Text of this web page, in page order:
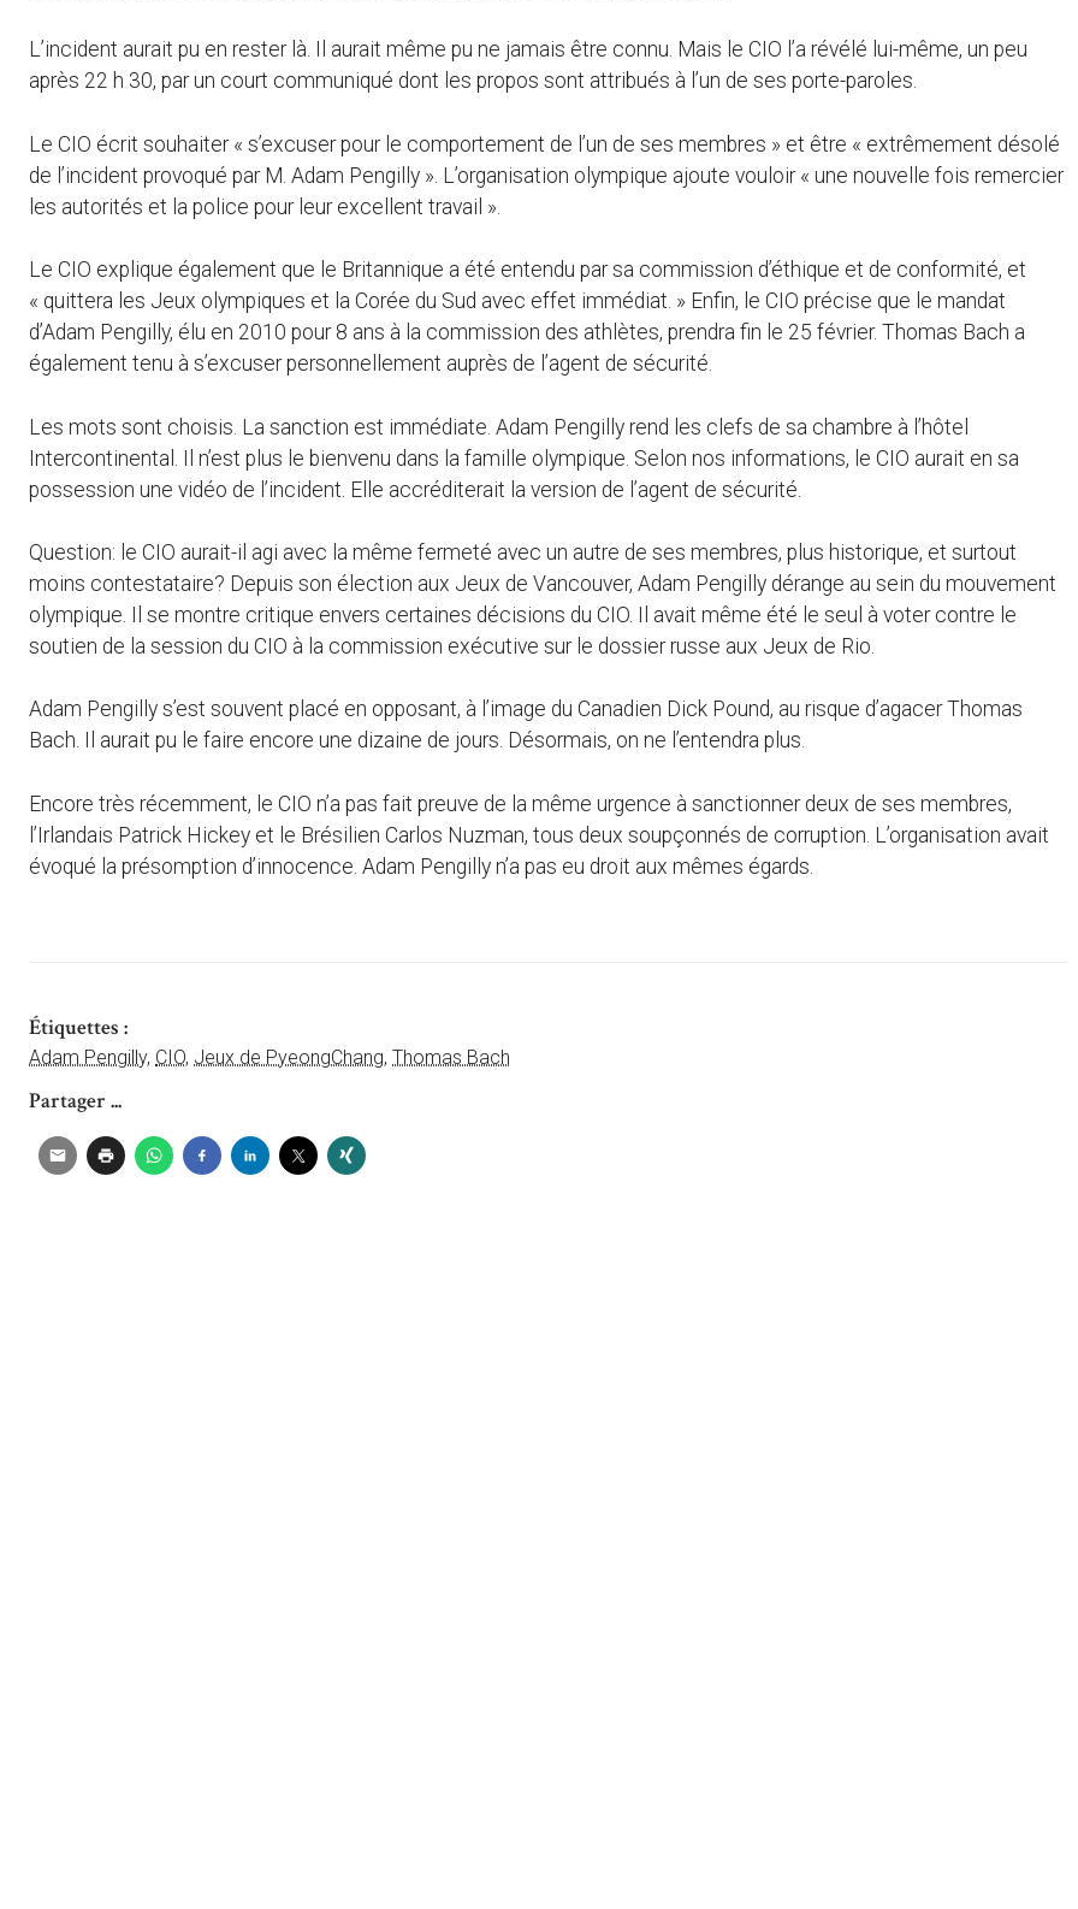
L’incident aurait pu en rester là. Il aurait même pu ne jamais être connu. Mais le CIO l’a révélé lui-même, un peu
après 22 h 30, par un court communiqué dont les propos sont attribués à l’un de ses porte-paroles.
Le CIO écrit souhaiter « s’excuser pour le comportement de l’un de ses membres » et être « extrêmement désolé
de l’incident provoqué par M. Adam Pengilly ». L’organisation olympique ajoute vouloir « une nouvelle fois remercier
les autorités et la police pour leur excellent travail ».
Le CIO explique également que le Britannique a été entendu par sa commission d’éthique et de conformité, et
« quittera les Jeux olympiques et la Corée du Sud avec effet immédiat. » Enfin, le CIO précise que le mandat
d’Adam Pengilly, élu en 2010 pour 8 ans à la commission des athlètes, prendra fin le 25 février. Thomas Bach a
également tenu à s’excuser personnellement auprès de l’agent de sécurité.
Les mots sont choisis. La sanction est immédiate. Adam Pengilly rend les clefs de sa chambre à l’hôtel
Intercontinental. Il n’est plus le bienvenu dans la famille olympique. Selon nos informations, le CIO aurait en sa
possession une vidéo de l’incident. Elle accréditerait la version de l’agent de sécurité.
Question: le CIO aurait-il agi avec la même fermeté avec un autre de ses membres, plus historique, et surtout
moins contestataire? Depuis son élection aux Jeux de Vancouver, Adam Pengilly dérange au sein du mouvement
olympique. Il se montre critique envers certaines décisions du CIO. Il avait même été le seul à voter contre le
soutien de la session du CIO à la commission exécutive sur le dossier russe aux Jeux de Rio.
Adam Pengilly s’est souvent placé en opposant, à l’image du Canadien Dick Pound, au risque d’agacer Thomas
Bach. Il aurait pu le faire encore une dizaine de jours. Désormais, on ne l’entendra plus.
Encore très récemment, le CIO n’a pas fait preuve de la même urgence à sanctionner deux de ses membres,
l’Irlandais Patrick Hickey et le Brésilien Carlos Nuzman, tous deux soupçonnés de corruption. L’organisation avait
évoqué la présomption d’innocence. Adam Pengilly n’a pas eu droit aux mêmes égards.
Étiquettes :
Adam Pengilly, CIO, Jeux de PyeongChang, Thomas Bach
Partager ...